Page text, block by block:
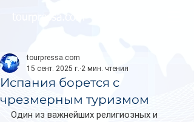
Испания борется с
чрезмерным туризмом
tourpressa.com
15 сент. 2025 г. 2 мин. чтения
Один из важнейших религиозных и